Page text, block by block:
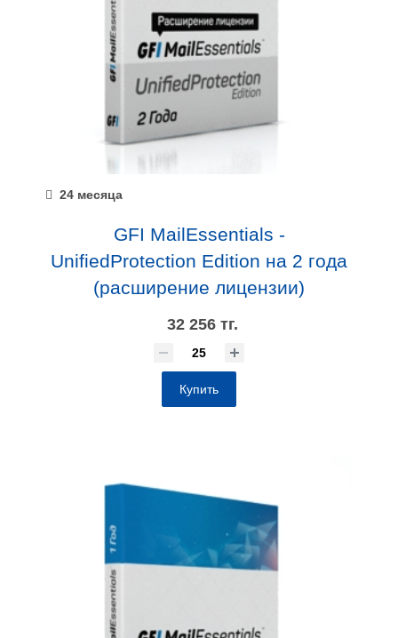
24 месяца
GFI MailEssentials -
UnifiedProtection Edition на 2 года
(расширение лицензии)
32 256 тг.
Купить